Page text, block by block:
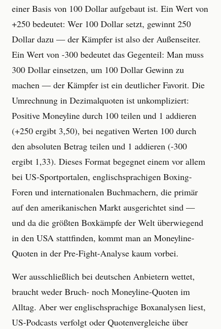
einer Basis von 100 Dollar aufgebaut ist. Ein Wert von
+250 bedeutet: Wer 100 Dollar setzt, gewinnt 250
Dollar dazu — der Kämpfer ist also der Außenseiter.
Ein Wert von -300 bedeutet das Gegenteil: Man muss
300 Dollar einsetzen, um 100 Dollar Gewinn zu
machen — der Kämpfer ist ein deutlicher Favorit. Die
Umrechnung in Dezimalquoten ist unkompliziert:
Positive Moneyline durch 100 teilen und 1 addieren
(+250 ergibt 3,50), bei negativen Werten 100 durch
den absoluten Betrag teilen und 1 addieren (-300
ergibt 1,33). Dieses Format begegnet einem vor allem
bei US-Sportportalen, englischsprachigen Boxing-
Foren und internationalen Buchmachern, die primär
auf den amerikanischen Markt ausgerichtet sind —
und da die größten Boxkämpfe der Welt überwiegend
in den USA stattfinden, kommt man an Moneyline-
Quoten in der Pre-Fight-Analyse kaum vorbei.
Wer ausschließlich bei deutschen Anbietern wettet,
braucht weder Bruch- noch Moneyline-Quoten im
Alltag. Aber wer englischsprachige Boxanalysen liest,
US-Podcasts verfolgt oder Quotenvergleiche über